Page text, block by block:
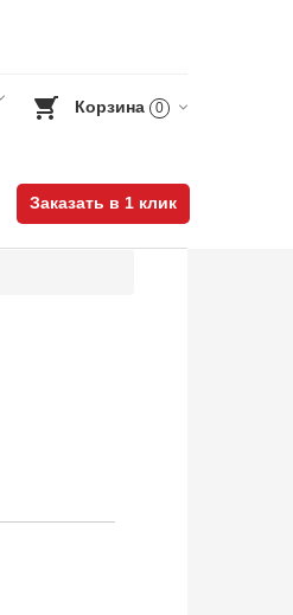
Корзина 0
Заказать в 1 клик